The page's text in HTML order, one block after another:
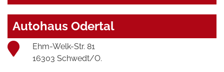
Autohaus Odertal
Ehm-Welk-Str. 81
16303 Schwedt/O.